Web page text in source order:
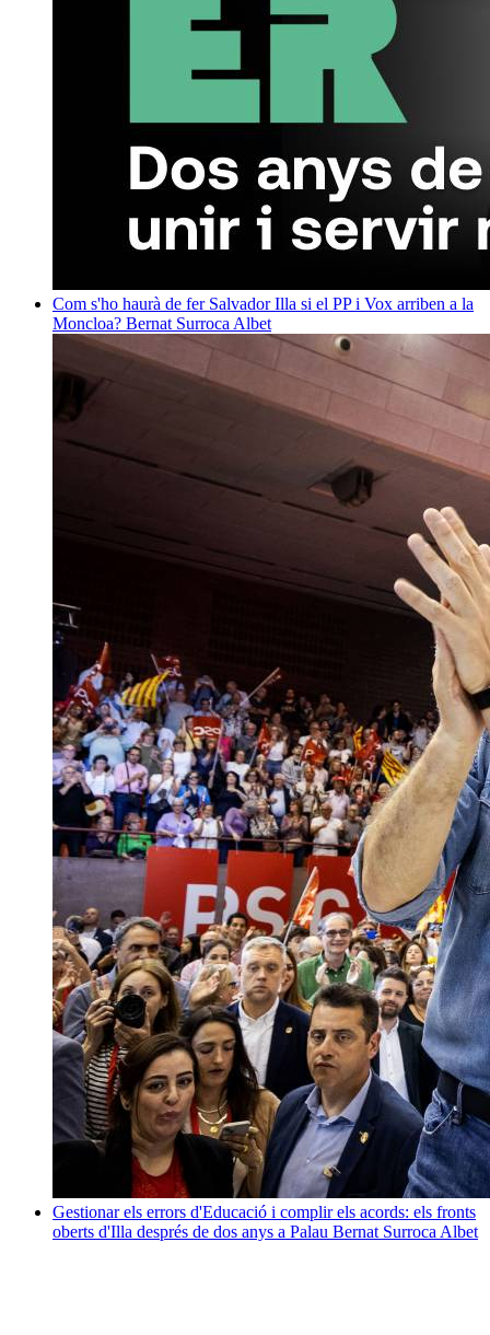
Com s'ho haurà de fer Salvador Illa si el PP i Vox arriben a la
Moncloa? Bernat Surroca Albet
Gestionar els errors d'Educació i complir els acords: els fronts
oberts d'Illa després de dos anys a Palau Bernat Surroca Albet